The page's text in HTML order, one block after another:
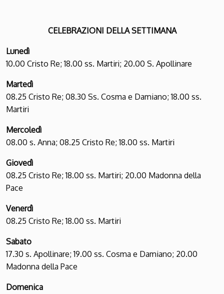
CELEBRAZIONI DELLA SETTIMANA
Lunedì
10.00 Cristo Re; 18.00 ss. Martiri; 20.00 S. Apollinare
Martedì
08.25 Cristo Re; 08.30 Ss. Cosma e Damiano; 18.00 ss.
Martiri
Mercoledì
08.00 s. Anna; 08.25 Cristo Re; 18.00 ss. Martiri
Giovedì
08.25 Cristo Re; 18.00 ss. Martiri; 20.00 Madonna della
Pace
Venerdì
08.25 Cristo Re; 18.00 ss. Martiri
Sabato
17.30 s. Apollinare; 19.00 ss. Cosma e Damiano; 20.00
Madonna della Pace
Domenica